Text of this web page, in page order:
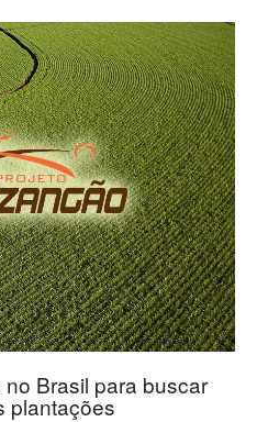
Brasil para buscar
plantações